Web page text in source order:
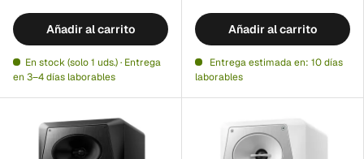
Añadir al carrito
En stock (solo 1 uds.) · Entrega
en 3–4 días laborables
Añadir al carrito
Entrega estimada en: 10 días
laborables